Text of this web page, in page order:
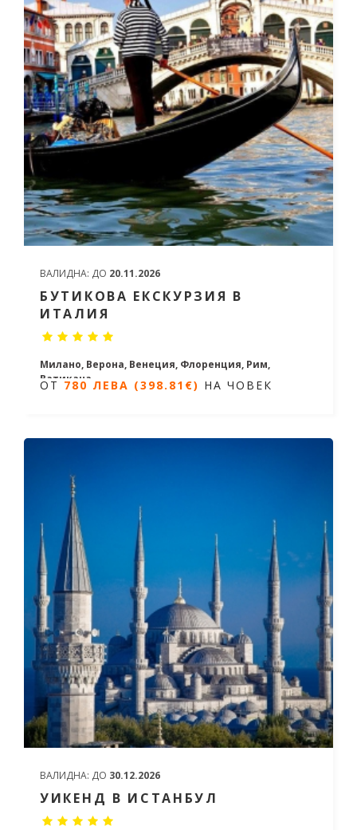
ВАЛИДНА: ДО 20.11.2026
БУТИКОВА ЕКСКУРЗИЯ В
ИТАЛИЯ
Милано, Верона, Венеция, Флоренция, Рим,
Ватикана
Дати от 28.02.2026 до 31.10.2026
ОТ
ОТ 780 ЛЕВА (398.81€) НА ЧОВЕК
ВАЛИДНА: ДО 30.12.2026
УИКЕНД В ИСТАНБУЛ